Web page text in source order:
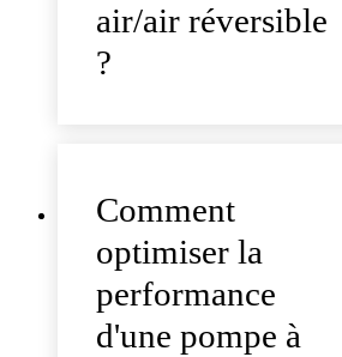
air/air réversible
?
Comment
optimiser la
performance
d'une pompe à